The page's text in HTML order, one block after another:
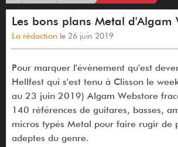
Les bons plans Metal d'Algam
La rédactionle 26 juin 2019
Pour marquer l'évènement qu'est
Hellfest qui s'est tenu à Clisson le
au 23 juin 2019) Algam Webstore
140 références de guitares, basses,
micros typés Metal pour faire rugir de
adeptes du genre.